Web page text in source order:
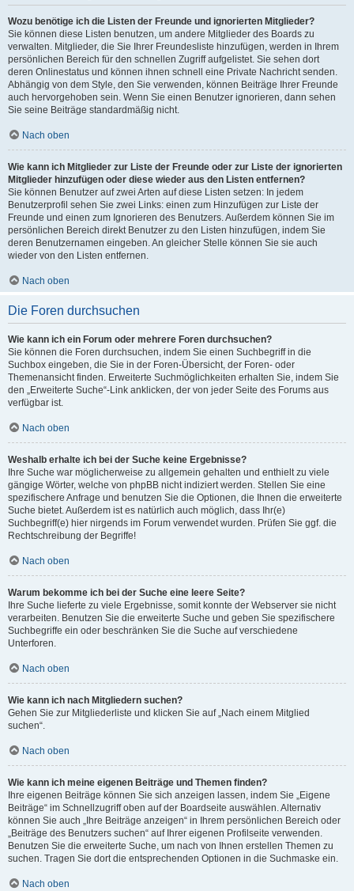
Wozu benötige ich die Listen der Freunde und ignorierten Mitglieder?
Sie können diese Listen benutzen, um andere Mitglieder des Boards zu
verwalten. Mitglieder, die Sie Ihrer Freundesliste hinzufügen, werden in Ihrem
persönlichen Bereich für den schnellen Zugriff aufgelistet. Sie sehen dort
deren Onlinestatus und können ihnen schnell eine Private Nachricht senden.
Abhängig von dem Style, den Sie verwenden, können Beiträge Ihrer Freunde
auch hervorgehoben sein. Wenn Sie einen Benutzer ignorieren, dann sehen
Sie seine Beiträge standardmäßig nicht.
Nach oben
Wie kann ich Mitglieder zur Liste der Freunde oder zur Liste der ignorierten
Mitglieder hinzufügen oder diese wieder aus den Listen entfernen?
Sie können Benutzer auf zwei Arten auf diese Listen setzen: In jedem
Benutzerprofil sehen Sie zwei Links: einen zum Hinzufügen zur Liste der
Freunde und einen zum Ignorieren des Benutzers. Außerdem können Sie im
persönlichen Bereich direkt Benutzer zu den Listen hinzufügen, indem Sie
deren Benutzernamen eingeben. An gleicher Stelle können Sie sie auch
wieder von den Listen entfernen.
Nach oben
Die Foren durchsuchen
Wie kann ich ein Forum oder mehrere Foren durchsuchen?
Sie können die Foren durchsuchen, indem Sie einen Suchbegriff in die
Suchbox eingeben, die Sie in der Foren-Übersicht, der Foren- oder
Themenansicht finden. Erweiterte Suchmöglichkeiten erhalten Sie, indem Sie
den „Erweiterte Suche“-Link anklicken, der von jeder Seite des Forums aus
verfügbar ist.
Nach oben
Weshalb erhalte ich bei der Suche keine Ergebnisse?
Ihre Suche war möglicherweise zu allgemein gehalten und enthielt zu viele
gängige Wörter, welche von phpBB nicht indiziert werden. Stellen Sie eine
spezifischere Anfrage und benutzen Sie die Optionen, die Ihnen die erweiterte
Suche bietet. Außerdem ist es natürlich auch möglich, dass Ihr(e)
Suchbegriff(e) hier nirgends im Forum verwendet wurden. Prüfen Sie ggf. die
Rechtschreibung der Begriffe!
Nach oben
Warum bekomme ich bei der Suche eine leere Seite?
Ihre Suche lieferte zu viele Ergebnisse, somit konnte der Webserver sie nicht
verarbeiten. Benutzen Sie die erweiterte Suche und geben Sie spezifischere
Suchbegriffe ein oder beschränken Sie die Suche auf verschiedene
Unterforen.
Nach oben
Wie kann ich nach Mitgliedern suchen?
Gehen Sie zur Mitgliederliste und klicken Sie auf „Nach einem Mitglied
suchen“.
Nach oben
Wie kann ich meine eigenen Beiträge und Themen finden?
Ihre eigenen Beiträge können Sie sich anzeigen lassen, indem Sie „Eigene
Beiträge“ im Schnellzugriff oben auf der Boardseite auswählen. Alternativ
können Sie auch „Ihre Beiträge anzeigen“ in Ihrem persönlichen Bereich oder
„Beiträge des Benutzers suchen“ auf Ihrer eigenen Profilseite verwenden.
Benutzen Sie die erweiterte Suche, um nach von Ihnen erstellen Themen zu
suchen. Tragen Sie dort die entsprechenden Optionen in die Suchmaske ein.
Nach oben